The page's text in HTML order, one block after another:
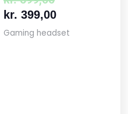
kr. 399,00
Gaming headset